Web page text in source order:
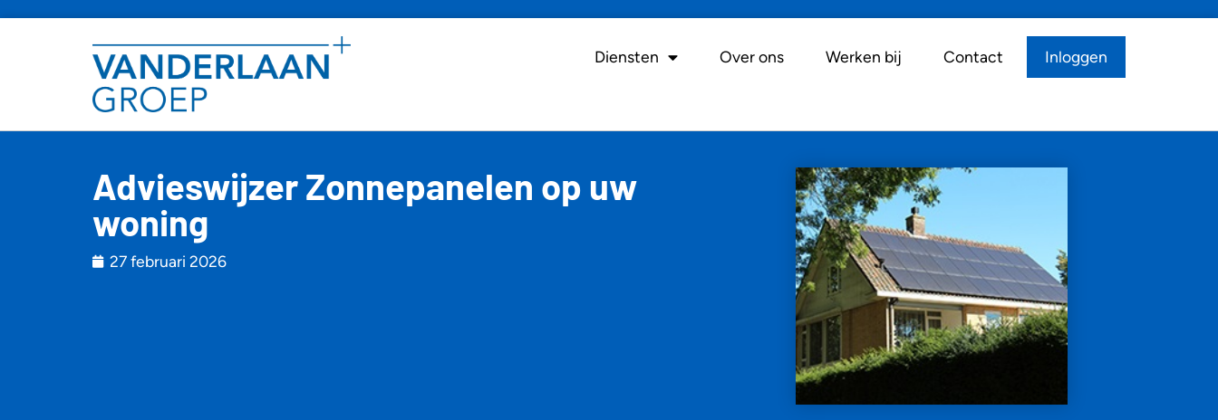
Diensten Over ons Werken bij Contact Inloggen
Advieswijzer Zonnepanelen op uw
woning
27 februari 2026